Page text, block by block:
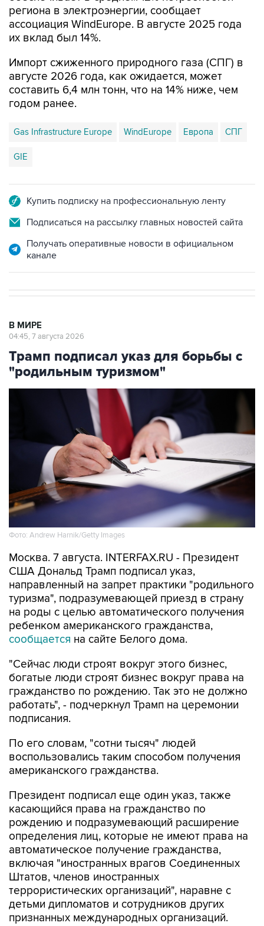
региона в электроэнергии, сообщает
ассоциация WindEurope. В августе 2025 года
их вклад был 14%.
Импорт сжиженного природного газа (СПГ) в
августе 2026 года, как ожидается, может
составить 6,4 млн тонн, что на 14% ниже, чем
годом ранее.
Gas Infrastructure Europe WindEurope Европа СПГ
GIE
Купить подписку на профессиональную ленту
Подписаться на рассылку главных новостей сайта
Получать оперативные новости в официальном
канале
В МИРЕ
04:45, 7 августа 2026
Трамп подписал указ для борьбы с
"родильным туризмом"
Фото: Andrew Harnik/Getty Images
Москва. 7 августа. INTERFAX.RU - Президент
США Дональд Трамп подписал указ,
направленный на запрет практики "родильного
туризма", подразумевающей приезд в страну
на роды с целью автоматического получения
ребенком американского гражданства,
сообщается на сайте Белого дома.
"Сейчас люди строят вокруг этого бизнес,
богатые люди строят бизнес вокруг права на
гражданство по рождению. Так это не должно
работать", - подчеркнул Трамп на церемонии
подписания.
По его словам, "сотни тысяч" людей
воспользовались таким способом получения
американского гражданства.
Президент подписал еще один указ, также
касающийся права на гражданство по
рождению и подразумевающий расширение
определения лиц, которые не имеют права на
автоматическое получение гражданства,
включая "иностранных врагов Соединенных
Штатов, членов иностранных
террористических организаций", наравне с
детьми дипломатов и сотрудников других
признанных международных организаций.